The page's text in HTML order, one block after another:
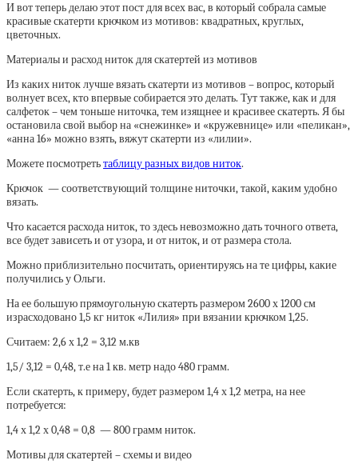
И вот теперь делаю этот пост для всех вас, в который собрала самые
красивые скатерти крючком из мотивов: квадратных, круглых,
цветочных.
Материалы и расход ниток для скатертей из мотивов
Из каких ниток лучше вязать скатерти из мотивов – вопрос, который
волнует всех, кто впервые собирается это делать. Тут также, как и для
салфеток – чем тоньше ниточка, тем изящнее и красивее скатерть. Я бы
остановила свой выбор на «снежинке» и «кружевнице» или «пеликан»,
«анна 16» можно взять, вяжут скатерти из «лилии».
Можете посмотретьтаблицу разных видов ниток.
Крючок — соответствующий толщине ниточки, такой, каким удобно
вязать.
Что касается расхода ниток, то здесь невозможно дать точного ответа,
все будет зависеть и от узора, и от ниток, и от размера стола.
Можно приблизительно посчитать, ориентируясь на те цифры, какие
получились у Ольги.
На ее большую прямоугольную скатерть размером 2600 х 1200 см
израсходовано 1,5 кг ниток «Лилия» при вязании крючком 1,25.
Считаем: 2,6 х 1,2 = 3,12 м.кв
1,5/ 3,12 = 0,48, т.е на 1 кв. метр надо 480 грамм.
Если скатерть, к примеру, будет размером 1,4 х 1,2 метра, на нее
потребуется:
1,4 х 1,2 х 0,48 = 0,8 — 800 грамм ниток.
Мотивы для скатертей – схемы и видео